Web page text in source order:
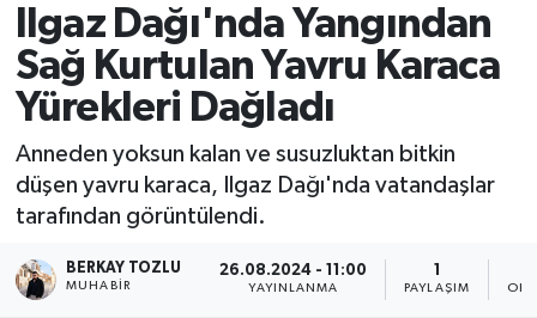
Ilgaz Dağı'nda Yangından
Sağ Kurtulan Yavru Karaca
Yürekleri Dağladı
Anneden yoksun kalan ve susuzluktan bitkin
düşen yavru karaca, Ilgaz Dağı'nda vatandaşlar
tarafından görüntülendi.
BERKAY TOZLU
MUHABIR
26.08.2024 - 11:00
YAYINLANMA PAYLAŞIM